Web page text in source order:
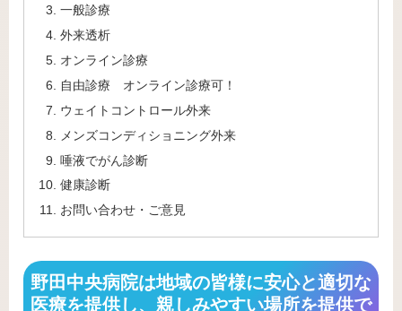
一般診療
外来透析
オンライン診療
自由診療 オンライン診療可！
ウェイトコントロール外来
メンズコンディショニング外来
唾液でがん診断
健康診断
お問い合わせ・ご意見
野田中央病院は地域の皆様に安心と適切な
医療を提供し、親しみやすい場所を提供で